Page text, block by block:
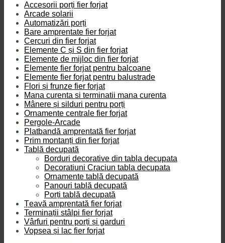
Accesorii porți fier forjat
Arcade solarii
Automatizări porți
Bare amprentate fier forjat
Cercuri din fier forjat
Elemente C și S din fier forjat
Elemente de mijloc din fier forjat
Elemente fier forjat pentru balcoane
Elemente fier forjat pentru balustrade
Flori și frunze fier forjat
Mana curenta si terminatii mana curenta
Mânere și silduri pentru porți
Ornamente centrale fier forjat
Pergole-Arcade
Platbandă amprentată fier forjat
Prim montanți din fier forjat
Tablă decupată
Borduri decorative din tabla decupata
Decoratiuni Craciun tabla decupata
Ornamente tablă decupată
Panouri tablă decupată
Porți tablă decupată
Țeavă amprentată fier forjat
Terminații stâlpi fier forjat
Vârfuri pentru porți și garduri
Vopsea și lac fier forjat